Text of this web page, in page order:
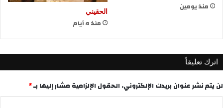
منذ يومين الحقيني
منذ 4 أيام
اترك تعليقاً
لن يتم نشر عنوان بريدك الإلكتروني. الحقول الإلزامية مشار إليها بـ*